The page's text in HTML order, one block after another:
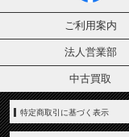
ご利用案内
法人営業部
中古買取
特定商取引に基づく表示